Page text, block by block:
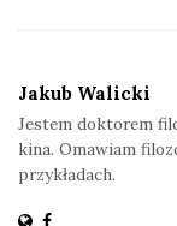
Jakub Walicki
Jestem doktorem
kina. Omawiam
przykładach.